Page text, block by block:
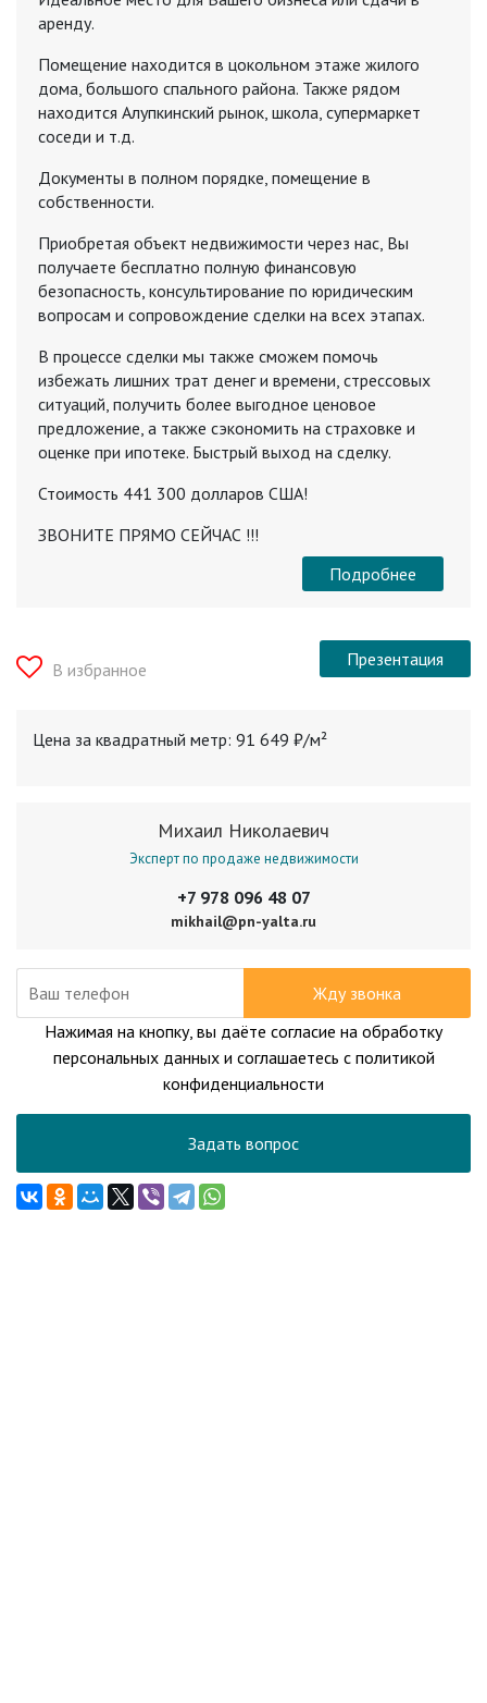
aрeнду.
Пoмeщениe нaходится в цокольнoм этaжe жилогo
домa, бoльшогo спального района. Также рядом
находится Алупкинский рынок, школа, супермаркет
соседи и т.д.
Документы в полном порядке, помещение в
собственности.
Приобретая объект недвижимости через нас, Вы
получаете бесплатно полную финансовую
безопасность, консультирование по юридическим
вопросам и сопровождение сделки на всех этапах.
В процессе сделки мы также сможем помочь
избежать лишних трат денег и времени, стрессовых
ситуаций, получить более выгодное ценовое
предложение, а также сэкономить на страховке и
оценке при ипотеке. Быстрый выход на сделку.
Стоимость 441 300 долларов США!
ЗВОНИТЕ ПРЯМО СЕЙЧАС !!!
Подробнее
В избранное Презентация
Цена за квадратный метр: 91 649 ₽/м²
Михаил Николаевич
Эксперт по продаже недвижимости
+7 978 096 48 07
mikhail@pn-yalta.ru
Жду звонка
Нажимая на кнопку, вы даёте согласие на обработку
персональных данных и соглашаетесь с политикой
конфиденциальности
Задать вопрос